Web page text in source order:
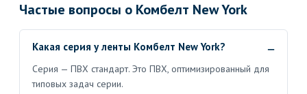
Частые вопросы о Комбелт New York
Какая серия у ленты Комбелт New York?
Серия — ПВХ стандарт. Это ПВХ, оптимизированный для
типовых задач серии.